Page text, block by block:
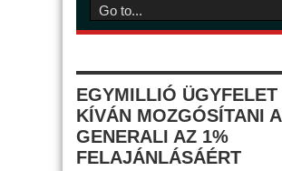
EGYMILLIÓ ÜGYFELET
KÍVÁN MOZGÓSÍTANI A
GENERALI AZ 1%
FELAJÁNLÁSÁÉRT